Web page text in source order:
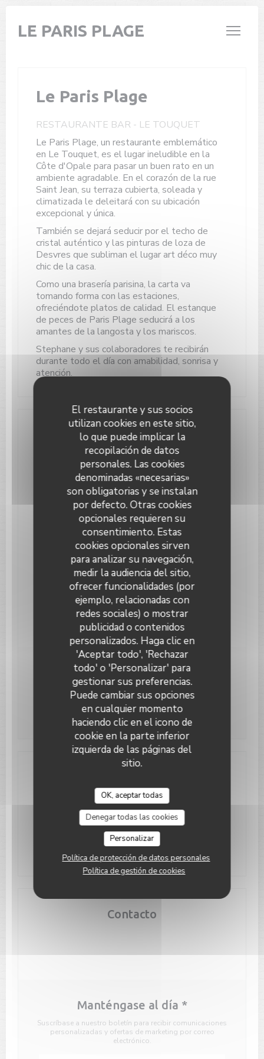
El restaurante y sus socios
utilizan cookies en este sitio,
lo que puede implicar la
recopilación de datos
personales. Las cookies
denominadas «necesarias»
son obligatorias y se instalan
por defecto. Otras cookies
opcionales requieren su
consentimiento. Estas
cookies opcionales sirven
para analizar su navegación,
medir la audiencia del sitio,
ofrecer funcionalidades (por
ejemplo, relacionadas con
redes sociales) o mostrar
publicidad o contenidos
personalizados. Haga clic en
'Aceptar todo', 'Rechazar
todo' o 'Personalizar' para
gestionar sus preferencias.
Puede cambiar sus opciones
en cualquier momento
haciendo clic en el icono de
cookie en la parte inferior
izquierda de las páginas del
sitio.
OK, aceptar todas
Denegar todas las cookies
Personalizar
Política de protección de datos personales
Política de gestión de cookies
LE PARIS PLAGE
Le Paris Plage
RESTAURANTE BAR - LE TOUQUET
Le Paris Plage, un restaurante emblemático
en Le Touquet, es el lugar ineludible en la
Côte d'Opale para pasar un buen rato en un
ambiente agradable. En el corazón de la rue
Saint Jean, su terraza cubierta, soleada y
climatizada le deleitará con su ubicación
excepcional y única.
También se dejará seducir por el techo de
cristal auténtico y las pinturas de loza de
Desvres que subliman el lugar art déco muy
chic de la casa.
Como una brasería parisina, la carta va
tomando forma con las estaciones,
ofreciéndote platos de calidad. El estanque
de peces de Paris Plage seducirá a los
amantes de la langosta y los mariscos.
Stephane y sus colaboradores te recibirán
durante todo el día con amabilidad, sonrisa y
atención.
Información general
Cocina
Cocina Tradicional, Hecho en casa
Tipo de negocio
Restaurante Bar
Servicios
Terraza Cubierta, Terraza con Calefacción,
Climatización, Acceso a Discapacitados, Terraza,
WiFi
Métodos de pago
Contactless Payment, Eurocard/Mastercard,
Tickets restaurante, Visa, Vouchers de Viaje,
American Express
Horario de apertura
09:00 - 00:00
31 Rue Saint-Jean, 62520 Le Touquet-Paris-Plage
62520 Le Touquet((abre en una nueva
03 21 05 59 59
Facebook ((abre en una nueva
Instagram ((abre en una
Contacto
Manténgase al día *
Suscríbase a nuestro boletín para recibir comunicaciones
personalizadas y ofertas de marketing por correo
electrónico.
Le Paris Plage